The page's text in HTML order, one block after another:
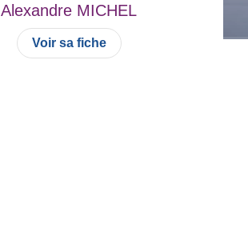
Alexandre MICHEL
Voir sa fiche